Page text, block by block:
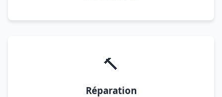
🔨
Réparation